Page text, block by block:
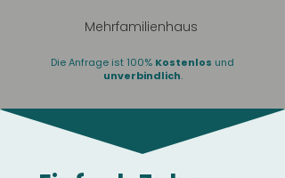
Mehrfamilienhaus
Die Anfrage ist 100% Kostenlos und
unverbindlich.